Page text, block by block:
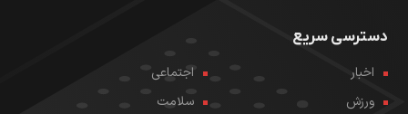
دسترسی سریع
اخبار
اجتماعی
ورزش
سلامت